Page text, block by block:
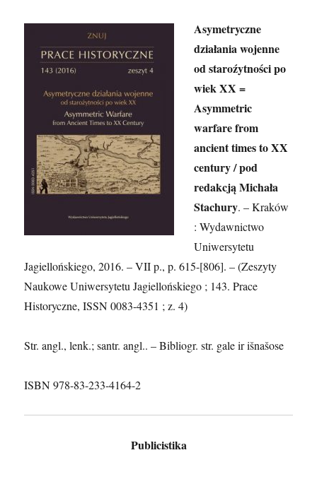
Asymetryczne
działania wojenne
od staroźytności po
wiek XX =
Asymmetric
warfare from
ancient times to XX
century / pod
redakcją Michała
Stachury. – Kraków
: Wydawnictwo
Uniwersytetu
Jagiellońskiego, 2016. – VII p., p. 615-[806]. – (Zeszyty
Naukowe Uniwersytetu Jagiellońskiego ; 143. Prace
Historyczne, ISSN 0083-4351 ; z. 4)
Str. angl., lenk.; santr. angl.. – Bibliogr. str. gale ir išnašose
ISBN 978-83-233-4164-2
Publicistika